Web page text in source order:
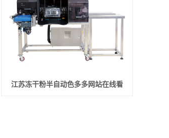
江苏冻干粉半自动色多多网站在线看